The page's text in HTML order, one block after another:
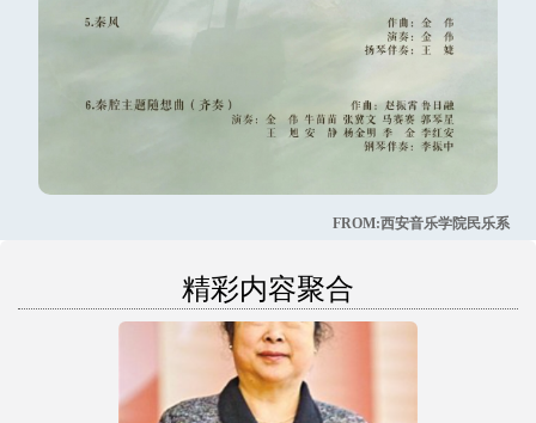
FROM:西安音乐学院民乐系
精彩内容聚合